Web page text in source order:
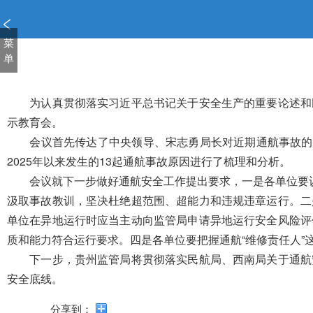
菜
单
为认真贯彻落实习近平总书记关于安全生产的重要论述
示教育会。
会议首先传达了中央领导、宋志勇局长对近期通航事故
2025年以来发生的13起通航事故原因进行了梳理和分析。
会议就下一步做好通航安全工作提出要求 ， 一是各单位要
汲取事故教训，坚决杜绝超范围、超能力和违规违章运行。
单位在异地运行时应当主动向监管局申请异地运行安全风险
质和能力符合运行要求。 四是各单位要把握通航“维修责任人
下一步，贵州监管局将贯彻落实民航局、 西南局关于通
安全底线。
分享到：
窗
口
打
碍
说
页
Alt
加
波
打